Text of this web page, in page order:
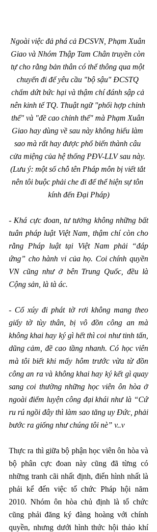
Ngoài việc đả phá cả ĐCSVN, Phạm Xuân
Giao và Nhóm Thập Tam Chân truyền còn
tự cho rằng bản thân có thể thông qua một
chuyến đi để yêu cầu "bộ sậu" ĐCSTQ
chấm dứt bức hại và thậm chí đánh sập cả
nên kinh tế TQ. Thuật ngữ "phối hợp chỉnh
thể" và "đề cao chỉnh thể" mà Phạm Xuân
Giao hay dùng về sau này không hiểu làm
sao mà rất hay được phổ biến thành câu
cửa miệng của hệ thống PĐV-LLV sau này.
(Lưu ý: một số chỗ tên Pháp môn bị viết tắt
nên tôi buộc phải che đi để thể hiện sự tôn
kính đến Đại Pháp)
- Khá cực đoan, tư tưởng không những bất
tuân pháp luật Việt Nam, thậm chí còn cho
rằng Pháp luật tại Việt Nam phải “đáp
ứng” cho hành vi của họ. Coi chính quyền
VN cũng như ở bên Trung Quốc, đều là
Cộng sản, là tà ác.
- Cổ xúy đi phát tờ rơi không mang theo
giấy tờ tùy thân, bị vô đồn công an mà
không khai hay ký gì hết thì coi như tinh tấn,
dũng cảm, đề cao tầng nhanh. Có học viên
mà tôi biết khi mấy hôm trước vừa từ đồn
công an ra và không khai hay ký kết gì quay
sang coi thường những học viên ôn hòa ở
ngoài điểm luyện công đại khái như là “Cứ
ru rú ngồi đây thì làm sao tăng uy Đức, phải
bước ra giống như chúng tôi nè” v..v
Thực ra thì giữa bộ phận học viên ôn hòa và
bộ phân cực đoan này cũng đã từng có
những tranh cãi nhất định, điển hình nhất là
phải kể đến việc tổ chức Pháp hội năm
2010. Nhóm ôn hòa chủ định là tổ chức
cũng phải đăng ký đàng hoàng với chính
quyền, nhưng dưới hình thức hội thảo khí